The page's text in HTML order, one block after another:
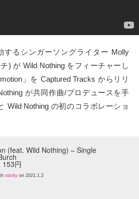
するシンガーソングライター Molly
) が Wild Nothing をフィーチャーし
」を Captured Tracks からリリ
が共同作曲/プロデュースを手
Wild Nothing の初のコラボレーショ
(feat. Wild Nothing) – Single
153円
sticky on 2021.1.2